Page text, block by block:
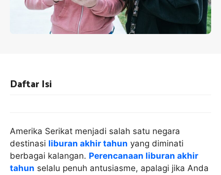
Amerika Serikat menjadi salah satu negara
destinasi liburan akhir tahun yang diminati
berbagai kalangan. Perencanaan liburan akhir
tahun selalu penuh antusiasme, apalagi jika Anda
Daftar Isi